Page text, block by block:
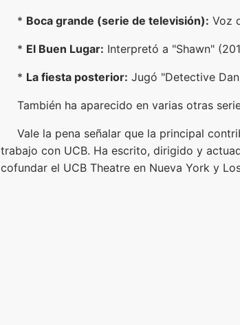
* Boca grande (serie de televisión): Voz
* El Buen Lugar: Interpretó a "Shawn"
* La fiesta posterior: Jugó "Detective
También ha aparecido en varias otras
Vale la pena señalar que la principal
trabajo con UCB. Ha escrito, dirigido y
cofundar el UCB Theatre en Nueva York y